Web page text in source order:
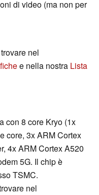
di video (ma non per
nel
e nella nostra Lista
con 8 core Kryo (1x
core, 3x ARM Cortex
4x ARM Cortex A520
5G. Il chip è
TSMC.
nel